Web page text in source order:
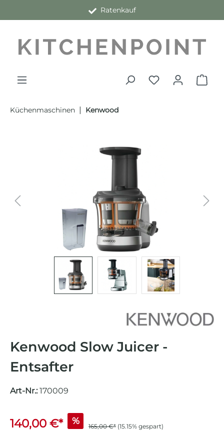
Ratenkauf
Küchenmaschinen | Kenwood
Bildergalerie überspringen
Kenwood Slow Juicer -
Entsafter
Art-Nr.: 170009
140,00 €* % 165,00 €* (15.15% gespart)